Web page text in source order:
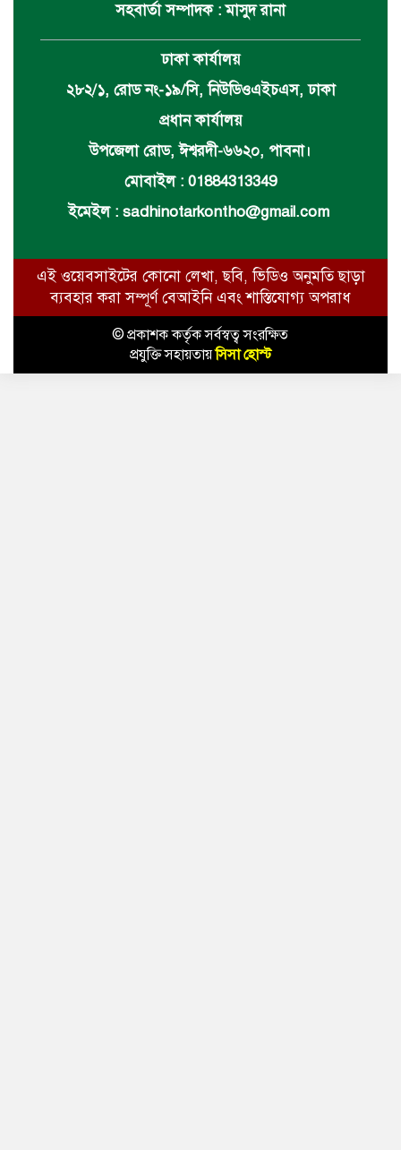
সহবার্তা সম্পাদক : মাসুদ রানা
ঢাকা কার্যালয়
২৮২/১, রোড নং-১৯/সি, নিউডিওএইচএস, ঢাকা
প্রধান কার্যালয়
উপজেলা রোড, ঈশ্বরদী-৬৬২০, পাবনা।
মোবাইল : 01884313349
ইমেইল : sadhinotarkontho@gmail.com
এই ওয়েবসাইটের কোনো লেখা, ছবি, ভিডিও অনুমতি ছাড়া
ব্যবহার করা সম্পূর্ণ বেআইনি এবং শাস্তিযোগ্য অপরাধ
© প্রকাশক কর্তৃক সর্বস্বত্ব সংরক্ষিত
প্রযুক্তি সহায়তায়সিসা হোস্ট